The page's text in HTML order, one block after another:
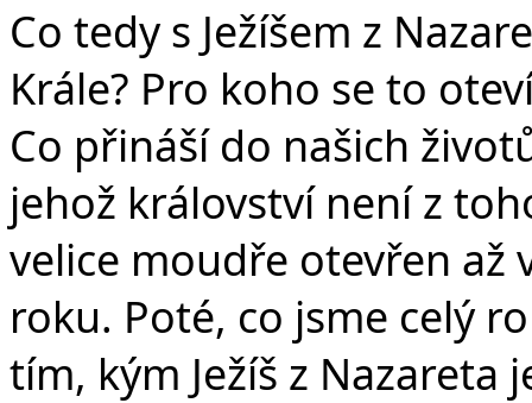
Co tedy s Ježíšem z
Krále? Pro koho se to
Co přináší do našich
jehož království není z
velice moudře otevřen až
roku. Poté, co jsme celý
tím, kým Ježíš z Nazareta